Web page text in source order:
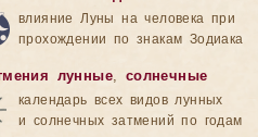
влияние Луны на человека при
прохождении по знакам Зодиака
лунные, солнечные
календарь всех видов лунных
и солнечных затмений по годам